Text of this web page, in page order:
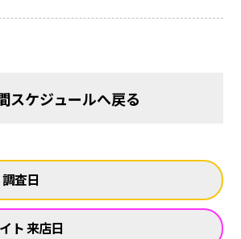
スケジュールへ戻る
査日
ト 来店日